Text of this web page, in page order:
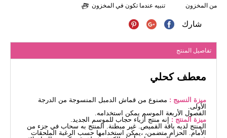
من المخزون تنبيه عندما تكون في المخزون
شارك
تفاصيل المنتج
معطف كحلي
ميزة النسيج : مصنوع من قماش الدمبل المنسوجة من الدرجة
الأولى.
الفصول الأربعة الموسم يمكن استخدامه.
ميزة المنتج : إنه منتج أزياء حجاب للموسم الجديد.
المنتج لديه ياقة القميص. غير مبطنة. المنتج به سحاب في جزء من
الأمام. الحزام متضمن، ،يمكن استخدامها حسب الرغبة الملحقات